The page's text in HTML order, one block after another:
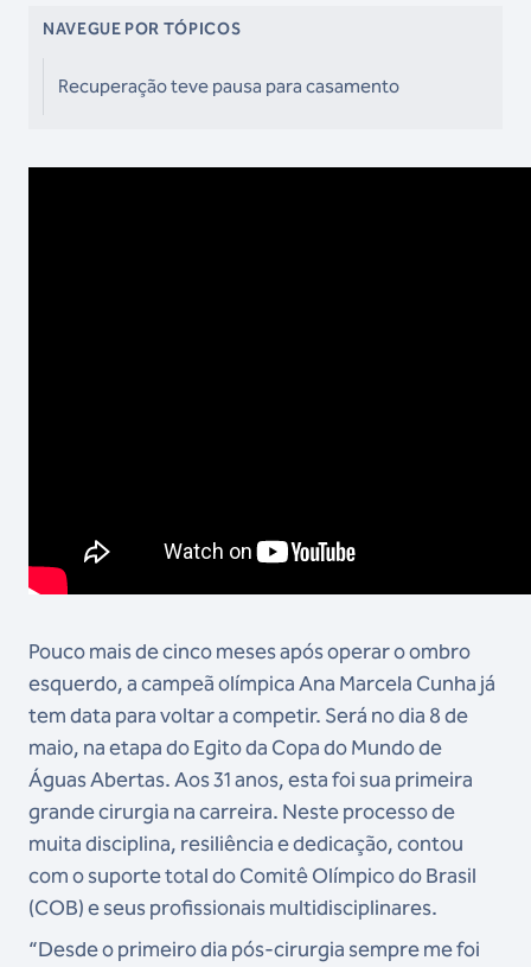
NAVEGUE POR TÓPICOS
Recuperação teve pausa para casamento
Pouco mais de cinco meses após operar o ombro
esquerdo, a campeã olímpica Ana Marcela Cunha já
tem data para voltar a competir. Será no dia 8 de
maio, na etapa do Egito da Copa do Mundo de
Águas Abertas. Aos 31 anos, esta foi sua primeira
grande cirurgia na carreira. Neste processo de
muita disciplina, resiliência e dedicação, contou
com o suporte total do Comitê Olímpico do Brasil
(COB) e seus profissionais multidisciplinares.
“Desde o primeiro dia pós-cirurgia sempre me foi